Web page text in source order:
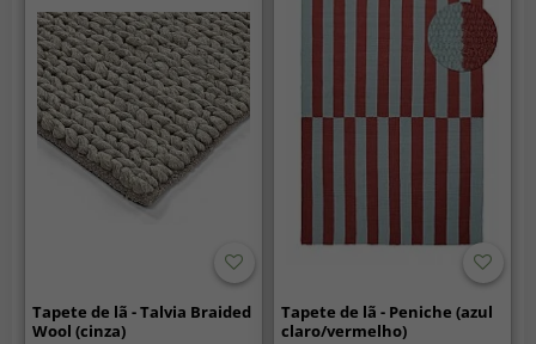
Tapete de lã - Talvia Braided
Wool (cinza)
Tapete de lã - Peniche (azul
claro/vermelho)